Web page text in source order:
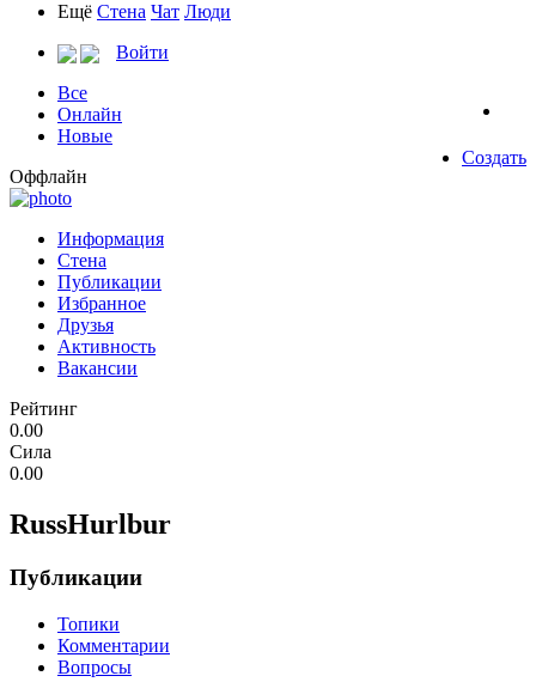
Ещё Стена Чат Люди
Войти
Все
Онлайн
Новые
Создать
Оффлайн
Информация
Стена
Публикации
Избранное
Друзья
Активность
Вакансии
Рейтинг
0.00
Сила
0.00
RussHurlbur
Публикации
Топики
Комментарии
Вопросы